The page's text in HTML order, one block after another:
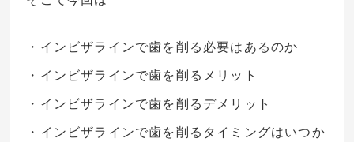
・インビザラインで歯を削る必要はあるのか
・インビザラインで歯を削るメリット
・インビザラインで歯を削るデメリット
・インビザラインで歯を削るタイミングはいつか